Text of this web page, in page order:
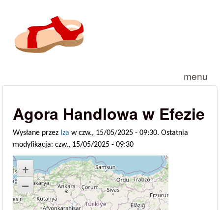
menu
Agora Handlowa w Efezie
Wysłane przez Iza w czw., 15/05/2025 - 09:30. Ostatnia
modyfikacja: czw., 15/05/2025 - 09:30
+
–